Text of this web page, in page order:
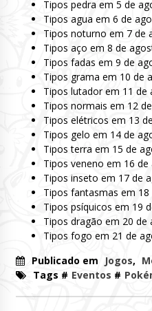
Tipos pedra em 5 de
Tipos agua em 6 de
Tipos noturno em 7 de
Tipos aço em 8 de
Tipos fadas em 9 de
Tipos grama em 10 de
Tipos lutador em 11 de
Tipos normais em 12
Tipos elétricos em 13
Tipos gelo em 14 de
Tipos terra em 15 de
Tipos veneno em 16
Tipos inseto em 17 de
Tipos fantasmas em
Tipos psíquicos em 19
Tipos dragão em 20 de
Tipos fogo em 21 de
Publicado em
Jogos,
Tags # Eventos #